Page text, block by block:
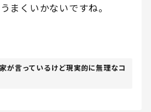
まくいかないですね。
が言っているけど現実的に無理なコ